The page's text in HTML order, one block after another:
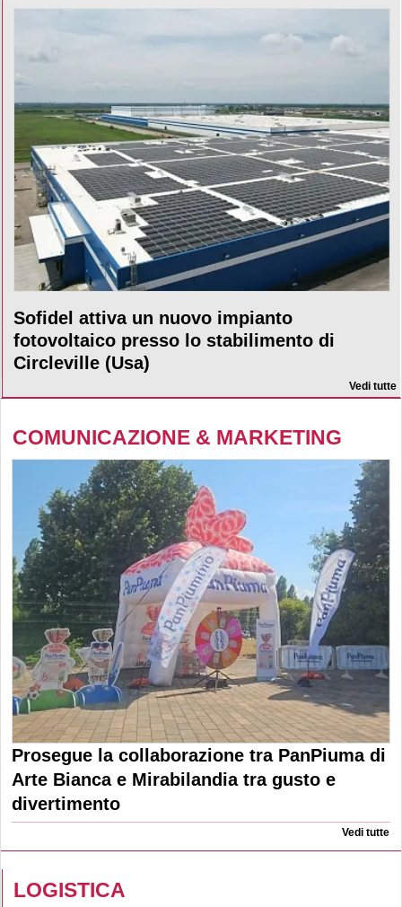
Sofidel attiva un nuovo impianto
fotovoltaico presso lo stabilimento di
Circleville (Usa)
Vedi tutte
COMUNICAZIONE & MARKETING
Prosegue la collaborazione tra PanPiuma di
Arte Bianca e Mirabilandia tra gusto e
divertimento
Vedi tutte
LOGISTICA